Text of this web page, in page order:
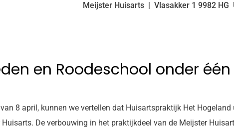
Meijster Huisarts Vlasakker 1 9982 HG
en Roodeschool onder
8 april, kunnen we vertellen dat Huisartspraktijk Het
De verbouwing in het praktijkdeel van de Meijster